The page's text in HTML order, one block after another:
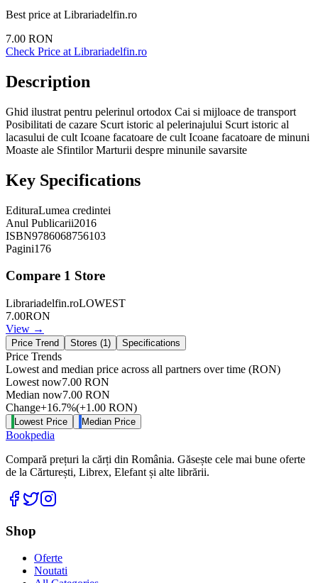
Best price at Librariadelfin.ro
7.00 RON
Check Price at Librariadelfin.ro
Description
Ghid ilustrat pentru pelerinul ortodox Cai si mijloace de transport
Posibilitati de cazare Scurt istoric al pelerinajului Scurt istoric al
lacasului de cult Icoane facatoare de cult Icoane facatoare de minuni
Moaste ale Sfintilor Marturii despre minunile savarsite
Key Specifications
EdituraLumea credintei
Anul Publicarii2016
ISBN9786068756103
Pagini176
Compare 1 Store
Librariadelfin.roLOWEST
7.00RON
View →
Price Trend Stores (1 ) Specifications
Price Trends
Lowest and median price across all partners over time (RON)
Lowest now7.00 RON
Median now7.00 RON
Change+16.7%(+1.00 RON)
Lowest Price Median Price
Bookpedia
Compară prețuri la cărți din România. Găsește cele mai bune oferte
de la Cărturești, Librex, Elefant și alte librării.
Facebook
Twitter
Shop
Oferte
Noutati